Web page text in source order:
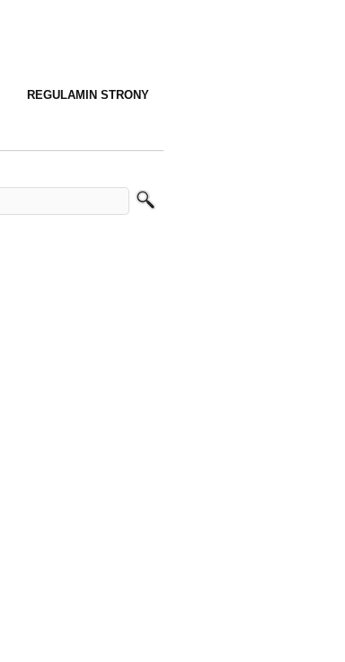
REGULAMIN STRONY